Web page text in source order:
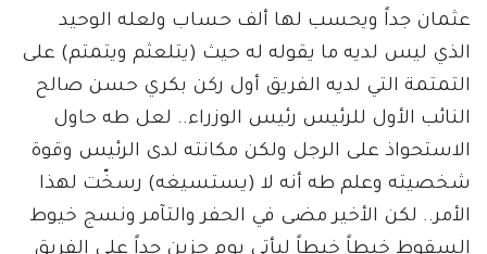
عثمان جداً ويحسب لها ألف حساب ولعله الوحيد
الذي ليس لديه ما يقوله له حيث (يتلعثم ويتمتم) على
التمتمة التي لديه الفريق أول ركن بكري حسن صالح
النائب الأول للرئيس رئيس الوزراء.. لعل طه حاول
الاستحواذ على الرجل ولكن مكانته لدى الرئيس وقوة
شخصيته وعلم طه أنه لا (يستسيغه) رسخّت لهذا
الأمر.. لكن الأخير مضى في الحفر والتآمر ونسج خيوط